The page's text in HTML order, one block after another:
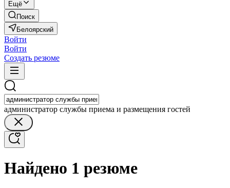
Ещё
Поиск
Белоярский
Войти
Войти
Создать резюме
администратор службы приема и размещения гостей
Найдено 1 резюме